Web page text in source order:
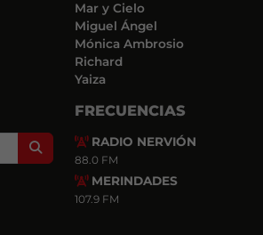
Mar y Cielo
Miguel Ángel
Mónica Ambrosio
Richard
Yaiza
Search
FRECUENCIAS
RADIO NERVIÓN
88.0 FM
MERINDADES
107.9 FM